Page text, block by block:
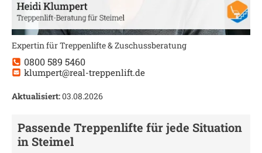
Expertin für Treppenlifte & Zuschussberatung
0800 589 5460
klumpert@real-treppenlift.de
Aktualisiert:03.08.2026
Passende Treppenlifte für jede Situation
in Steimel